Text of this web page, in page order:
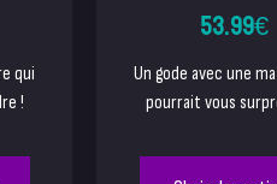
qui
!
53.99€
Un gode avec une
pourrait vous